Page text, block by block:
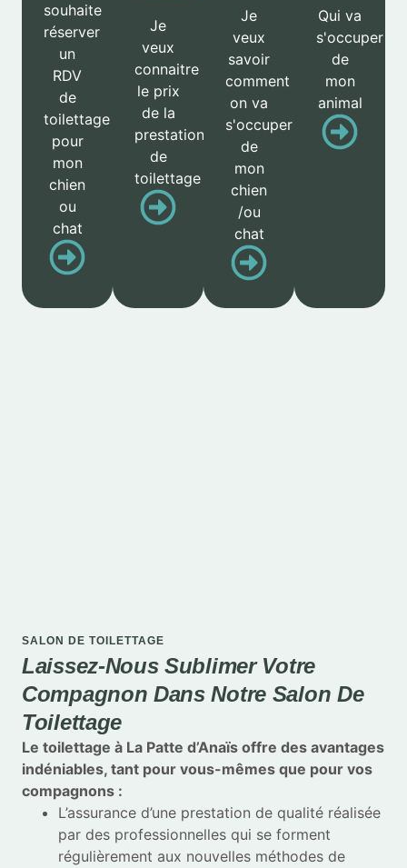
souhaite
réserver
un
RDV
de
toilettage
pour
mon
chien
ou
chat
Je
veux
connaitre
le prix
de la
prestation
de
toilettage
Je
veux
savoir
comment
on va
s'occuper
de
mon
chien
/ou
chat
Qui va
s'occuper
de
mon
animal
SALON DE TOILETTAGE
Laissez-Nous Sublimer Votre
Compagnon Dans Notre Salon De
Toilettage
Le toilettage à La Patte d’Anaïs offre des avantages
indéniables, tant pour vous-mêmes que pour vos
compagnons :
L’assurance d’une prestation de qualité réalisée
par des professionnelles qui se forment
régulièrement aux nouvelles méthodes de